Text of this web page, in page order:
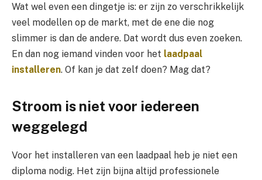
Wat wel even een dingetje is: er zijn zo verschrikkelijk
veel modellen op de markt, met de ene die nog
slimmer is dan de andere. Dat wordt dus even zoeken.
En dan nog iemand vinden voor het laadpaal
installeren. Of kan je dat zelf doen? Mag dat?
Stroom is niet voor iedereen
weggelegd
Voor het installeren van een laadpaal heb je niet een
diploma nodig. Het zijn bijna altijd professionele